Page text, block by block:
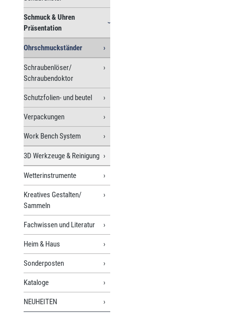
Schmuck & Uhren
Präsentation
Ohrschmuckständer
Schraubenlöser/
Schraubendoktor
Schutzfolien- und beutel
Verpackungen
Work Bench System
3D Werkzeuge & Reinigung
Wetterinstrumente
Kreatives Gestalten/
Sammeln
Fachwissen und Literatur
Heim & Haus
Sonderposten
Kataloge
NEUHEITEN